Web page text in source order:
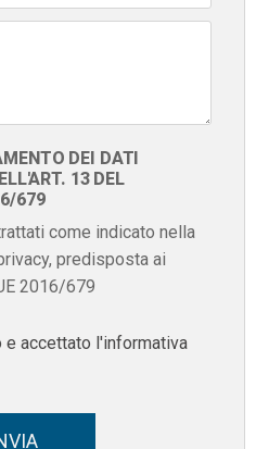
DEI DATI
13 DEL
679
come indicato nella
predisposta ai
2016/679
accettato l'informativa